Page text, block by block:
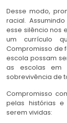
Desse modo,
racial.
esse silêncio nos
um currículo
Compromisso de
escola possam
as escolas em
sobrevivência de
Compromisso
pelas histórias e
serem vividas: